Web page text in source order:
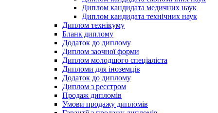
Диплом кандидата медичних наук
Диплом кандидата технічних наук
Диплом технікуму
Бланк диплому
Додаток до диплому
Диплом заочної форми
Диплом молодшого спеціаліста
Дипломи для іноземців
Додаток до диплому
Диплом з реєстром
Продаж дипломів
Умови продажу дипломів